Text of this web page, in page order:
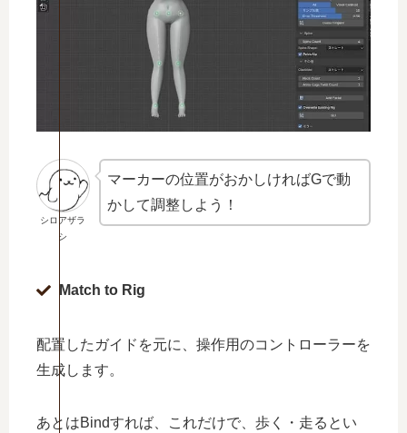
シロアザラ
シ
マーカーの位置がおかしければGで動
かして調整しよう！
Match to Rig
配置したガイドを元に、操作用のコントローラーを
生成します。
あとはBindすれば、これだけで、歩く・走るとい